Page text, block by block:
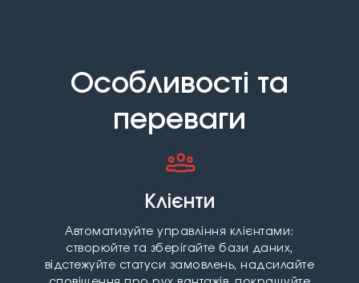
Особливості та
переваги
Клієнти
Автоматизуйте управління клієнтами:
створюйте та зберігайте бази даних,
відстежуйте статуси замовлень, надсилайте